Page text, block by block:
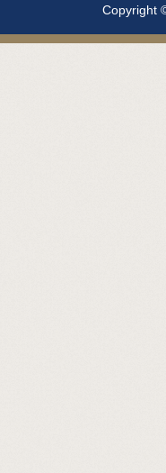
Copyright